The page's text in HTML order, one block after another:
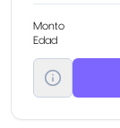
Monto
Edad